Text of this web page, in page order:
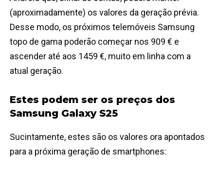
(aproximadamente) os valores da geração prévia.
Desse modo, os próximos telemóveis Samsung
topo de gama poderão começar nos 909 € e
ascender até aos 1459 €, muito em linha com a
atual geração.
Estes podem ser os preços dos
Samsung Galaxy S25
Sucintamente, estes são os valores ora apontados
para a próxima geração de smartphones: